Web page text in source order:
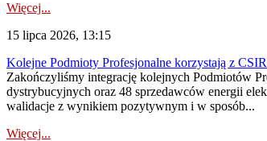
Więcej...
15 lipca 2026, 13:15
Kolejne Podmioty Profesjonalne korzystają z
Zakończyliśmy integrację kolejnych Podmiotów
dystrybucyjnych oraz 48 sprzedawców energii
walidacje z wynikiem pozytywnym i w sposób...
Więcej...